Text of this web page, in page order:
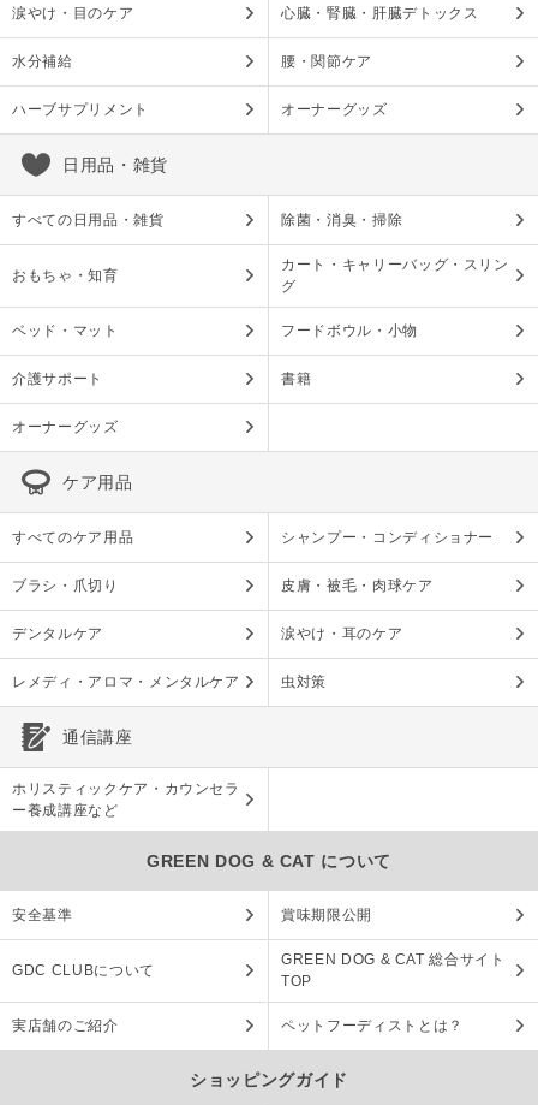
涙やけ・目のケア 心臓・腎臓・肝臓デトックス
水分補給 腰・関節ケア
ハーブサプリメント オーナーグッズ
日用品・雑貨
すべての日用品・雑貨 除菌・消臭・掃除
おもちゃ・知育
カート・キャリーバッグ・スリン
グ
ベッド・マット フードボウル・小物
介護サポート 書籍
オーナーグッズ
ケア用品
すべてのケア用品 シャンプー・コンディショナー
ブラシ・爪切り 皮膚・被毛・肉球ケア
デンタルケア 涙やけ・耳のケア
レメディ・アロマ・メンタルケア 虫対策
通信講座
ホリスティックケア・カウンセラ
ー養成講座など
GREEN DOG & CAT について
安全基準 賞味期限公開
GDC CLUBについて
GREEN DOG & CAT 総合サイト
TOP
実店舗のご紹介 ペットフーディストとは？
ショッピングガイド